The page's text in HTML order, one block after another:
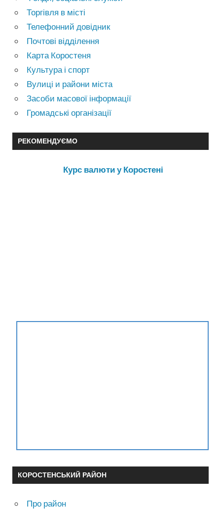
Торгівля в місті
Телефонний довідник
Почтові відділення
Карта Коростеня
Культура і спорт
Вулиці и райони міста
Засоби масової інформації
Громадські організації
РЕКОМЕНДУЄМО
Курс валюти у Коростені
КОРОСТЕНСЬКИЙ РАЙОН
Про район